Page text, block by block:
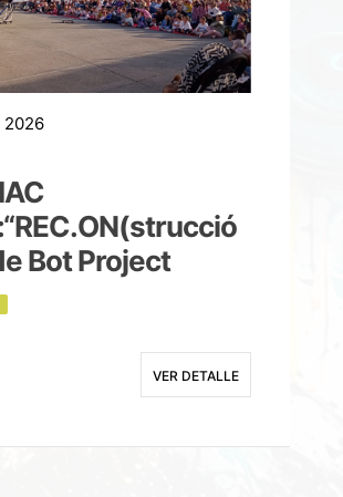
2026
Bot Project
VER DETALLE